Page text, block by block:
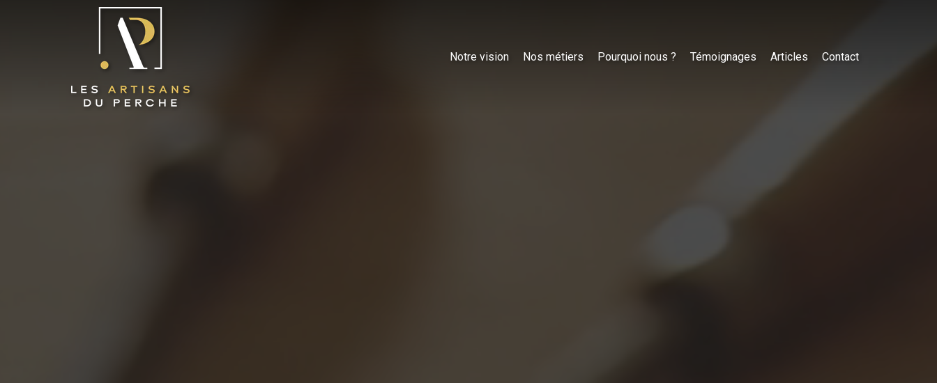
Notre vision Nos métiers Pourquoi nous ? Témoignages Articles Contact